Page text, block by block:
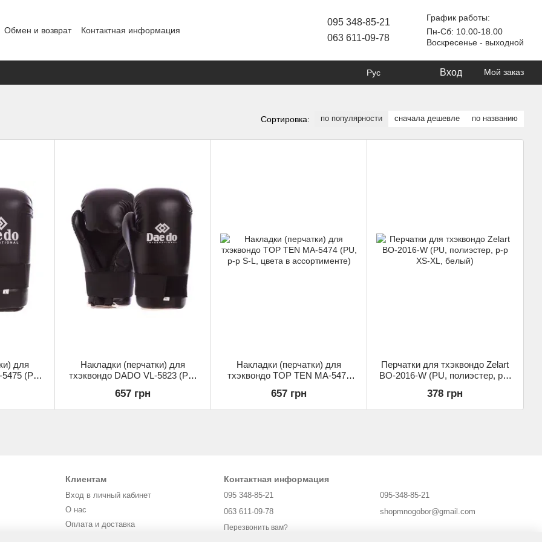
Обмен и возврат
Контактная информация
095 348-85-21
063 611-09-78
График работы:
Пн-Сб: 10.00-18.00
Воскресенье - выходной
Рус Вход Мой заказ
Сортировка: по популярности сначала дешевле по названию
для
(PU,
Накладки (перчатки) для
тхэквондо DADO VL-5823 (PU,
657 грн
Накладки (перчатки) для
тхэквондо TOP TEN MA-5474
ассортименте)
657 грн
Перчатки для тхэквондо Zelart
BO-2016-W (PU, полиэстер, р-р
378 грн
Клиентам
Вход в личный кабинет
О нас
Оплата и доставка
Контактная информация
095 348-85-21
063 611-09-78
Перезвонить вам?
095-348-85-21
shopmnogobor@gmail.com